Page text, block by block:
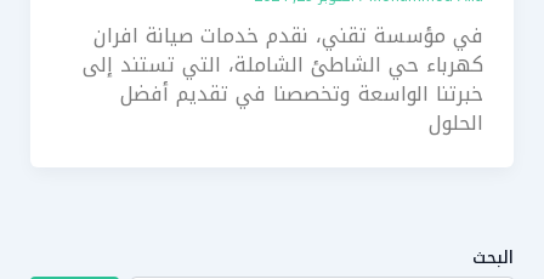
في مؤسسة تقني، نقدم خدمات صيانة افران
كهرباء حي الشاطئ الشاملة، التي تستند إلى
خبرتنا الواسعة وتخصصنا في تقديم أفضل
الحلول
البحث